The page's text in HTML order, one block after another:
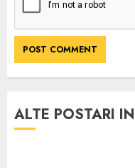
ALTE POSTARI